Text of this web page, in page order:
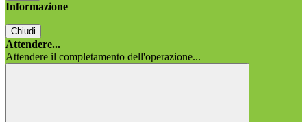
Informazione
Chiudi
Attendere...
Attendere il completamento dell'operazione...